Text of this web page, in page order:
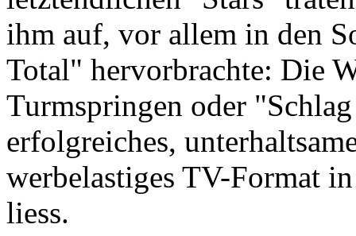
ihm auf, vor allem in den
Total" hervorbrachte: Die
Turmspringen oder
erfolgreiches,
werbelastiges TV-Format
liess.